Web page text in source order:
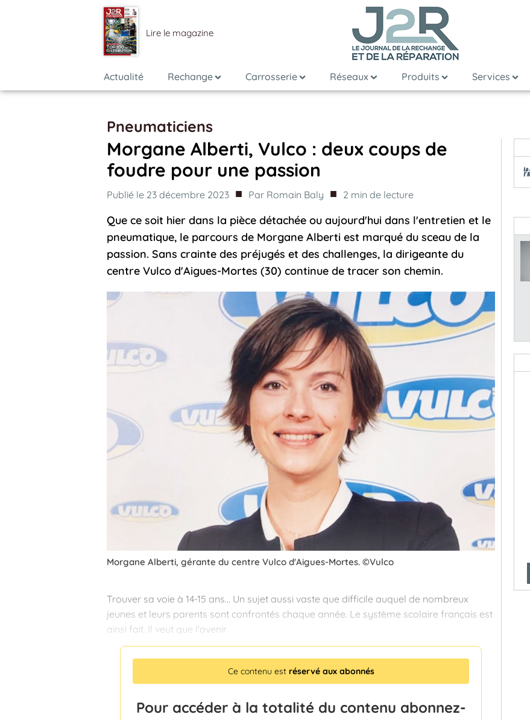
Lire le magazine
Actualité Rechange Carrosserie Réseaux Produits Services
Pneumaticiens
Morgane Alberti, Vulco : deux coups de
foudre pour une passion
Publié le 23 décembre 2023 ■ Par Romain Baly ■ 2 min de lecture
Que ce soit hier dans la pièce détachée ou aujourd'hui dans l'entretien et le
pneumatique, le parcours de Morgane Alberti est marqué du sceau de la
passion. Sans crainte des préjugés et des challenges, la dirigeante du
centre Vulco d'Aigues-Mortes (30) continue de tracer son chemin.
Morgane Alberti, gérante du centre Vulco d'Aigues-Mortes. ©Vulco
Trouver sa voie à 14-15 ans… Un sujet aussi vaste que difficile auquel de nombreux
jeunes et leurs parents sont confrontés chaque année. Le système scolaire français est
ainsi fait. Il veut que l'avenir
Ce contenu est réservé aux abonnés
Pour accéder à la totalité du contenu abonnez-